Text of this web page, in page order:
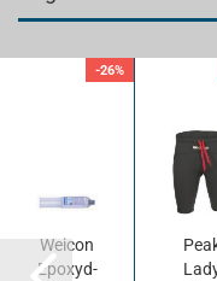
-26%
Wei­con
Epoxyd-​​